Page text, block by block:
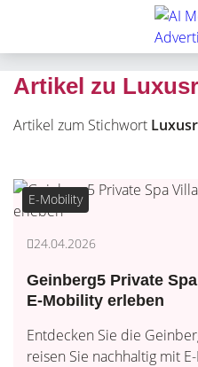
Artikel zu
Artikel zum Stichwort
E-Mobility
24.04.2026
Geinberg5 Private
E-Mobility erleben
Entdecken Sie die
reisen Sie nachhaltig mit